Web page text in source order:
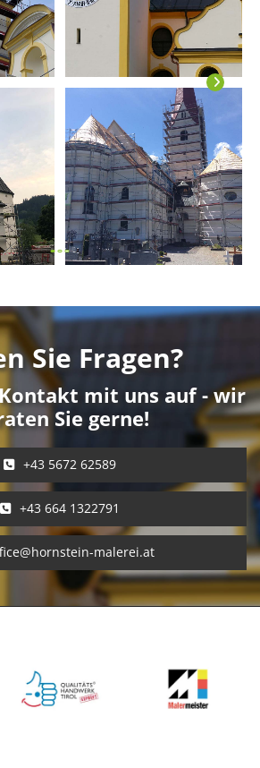
Sie Fragen?
mit uns auf - wir
Sie gerne!
+43 5672 62589
+43 664 1322791
malerei.at